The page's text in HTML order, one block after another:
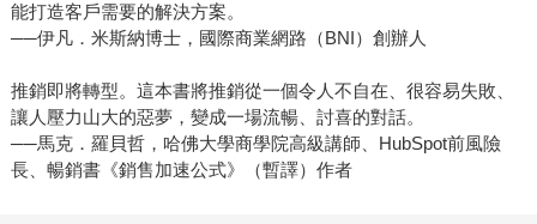
能打造客戶需要的解決方案。
──伊凡．米斯納博士，國際商業網路（BNI）創辦人
推銷即將轉型。這本書將推銷從一個令人不自在、很容易失敗、
讓人壓力山大的惡夢，變成一場流暢、討喜的對話。
──馬克．羅貝哲，哈佛大學商學院高級講師、HubSpot前風險
長、暢銷書《銷售加速公式》（暫譯）作者